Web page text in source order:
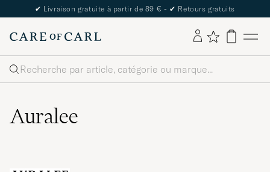
✔ Livraison gratuite à partir de 89 € - ✔ Retours gratuits
Rechercher
Auralee